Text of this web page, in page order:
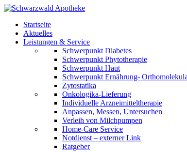
Startseite
Aktuelles
Leistungen & Service
Schwerpunkt Diabetes
Schwerpunkt Phytotherapie
Schwerpunkt Haut
Schwerpunkt Ernährung-
Zytostatika
Onkologika-Lieferung
Individuelle Arzneimitteltherapie
Anpassen, Messen, Untersuchen
Verleih von Milchpumpen
Home-Care Service
Notdienst – externer Link
Ratgeber